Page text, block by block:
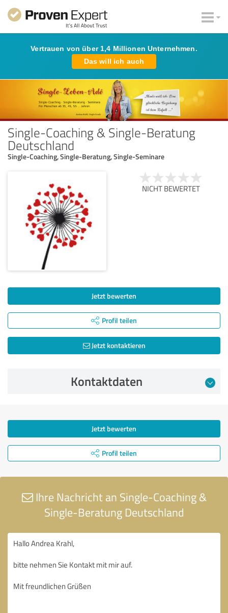
Vertrauen von über 1,4 Millionen Unternehmen.
Das will ich auch
Single-Coaching & Single-Beratung
Deutschland
Single-Coaching, Single-Beratung, Single-Seminare
NICHT BEWERTET
Jetzt bewerten
Profil teilen
Jetzt kontaktieren
Kontaktdaten
Jetzt bewerten
Profil teilen
Ihre Nachricht an Single-Coaching &
Single-Beratung Deutschland